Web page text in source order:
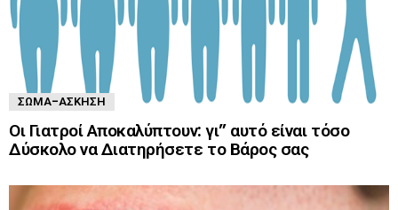
ΣΏΜΑ-ΆΣΚΗΣΗ
Οι Γιατροί Αποκαλύπτουν: γι” αυτό είναι τόσο
Δύσκολο να Διατηρήσετε το Βάρος σας